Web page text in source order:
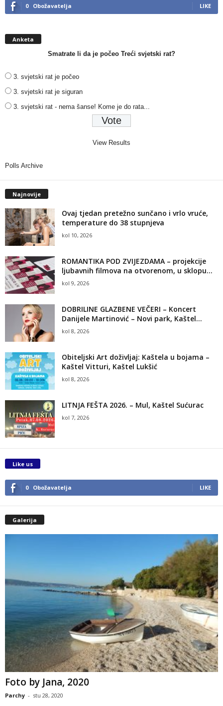
0 Obožavatelja LIKE
Anketa
Smatrate li da je počeo Treći svjetski rat?
3. svjetski rat je počeo
3. svjetski rat je siguran
3. svjetski rat - nema šanse! Kome je do rata...
View Results
Polls Archive
Najnovije
Ovaj tjedan pretežno sunčano i vrlo vruće,
temperature do 38 stupnjeva
kol 10, 2026
ROMANTIKA POD ZVIJEZDAMA – projekcije
ljubavnih filmova na otvorenom, u sklopu...
kol 9, 2026
DOBRILINE GLAZBENE VEČERI – Koncert
Danijele Martinović – Novi park, Kaštel...
kol 8, 2026
Obiteljski Art doživljaj: Kaštela u bojama –
Kaštel Vitturi, Kaštel Lukšić
kol 8, 2026
LITNJA FEŠTA 2026. – Mul, Kaštel Sućurac
kol 7, 2026
Like us
0 Obožavatelja LIKE
Galerija
Foto by Jana, 2020
Parchy - stu 28, 2020